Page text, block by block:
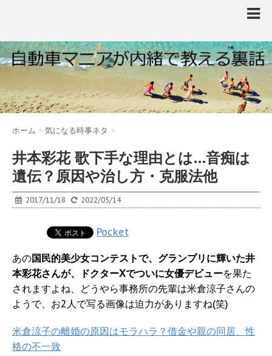
ホーム > 気になる時事ネタ >
井本彩花 歌下手な理由とは…音痴は
遺伝？原因や治し方・克服法他
2017/11/18 2022/05/14
Pocket
あの国民的美少女コンテストで、グランプリに輝いた井
本彩花さんが、ドクターXでついに女優デビューを果た
されますよね、どうやら事務所の先輩は米倉涼子さんの
ようで、お2人で写る画像は迫力がありますね(笑)
米倉涼子の離婚の原因はモラハラ？借金や親の同居、性
格の不一致